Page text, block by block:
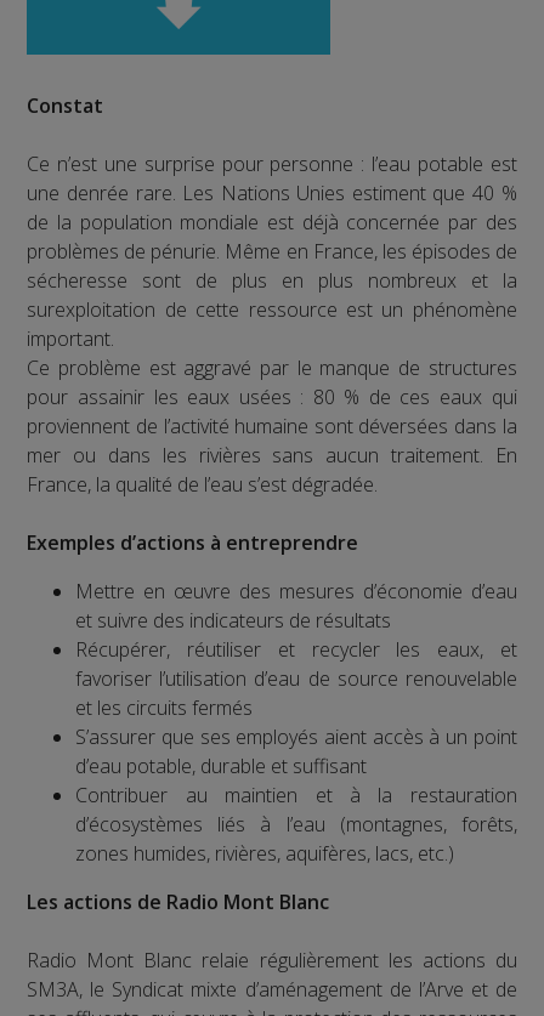
Constat
Ce n’est une surprise pour personne : l’eau potable est
une denrée rare. Les Nations Unies estiment que 40 %
de la population mondiale est déjà concernée par des
problèmes de pénurie. Même en France, les épisodes de
sécheresse sont de plus en plus nombreux et la
surexploitation de cette ressource est un phénomène
important.
Ce problème est aggravé par le manque de structures
pour assainir les eaux usées : 80 % de ces eaux qui
proviennent de l’activité humaine sont déversées dans la
mer ou dans les rivières sans aucun traitement. En
France, la qualité de l’eau s’est dégradée.
Exemples d’actions à entreprendre
Mettre en œuvre des mesures d’économie d’eau
et suivre des indicateurs de résultats
Récupérer, réutiliser et recycler les eaux, et
favoriser l’utilisation d’eau de source renouvelable
et les circuits fermés
S’assurer que ses employés aient accès à un point
d’eau potable, durable et suffisant
Contribuer au maintien et à la restauration
d’écosystèmes liés à l’eau (montagnes, forêts,
zones humides, rivières, aquifères, lacs, etc.)
Les actions de Radio Mont Blanc
Radio Mont Blanc relaie régulièrement les actions du
SM3A, le Syndicat mixte d’aménagement de l’Arve et de